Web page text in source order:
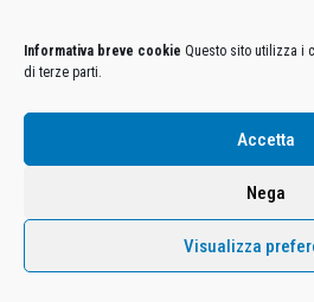
Informativa breve cookie Questo sito utilizza i
di terze parti.
Accetta
Nega
Visualizza